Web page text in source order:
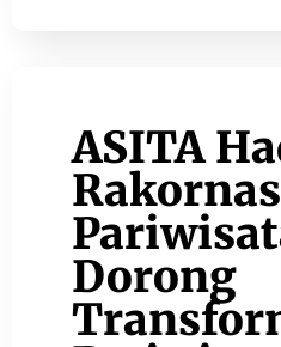
ASITA
Rakornas
Dorong